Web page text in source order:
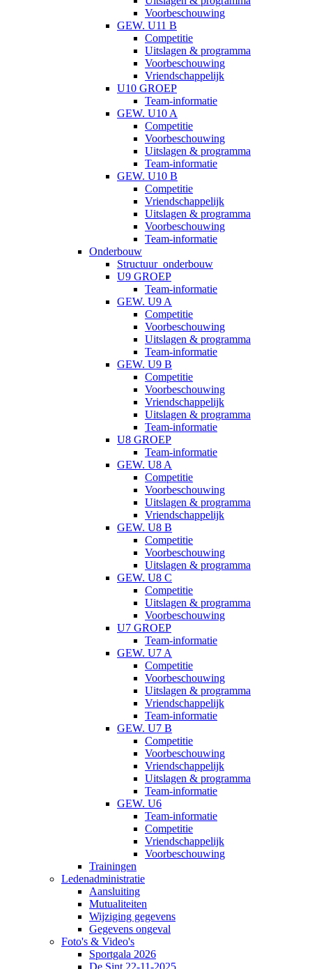
Voorbeschouwing
GEW. U11 B
Competitie
Uitslagen & programma
Voorbeschouwing
Vriendschappelijk
U10 GROEP
Team-informatie
GEW. U10 A
Competitie
Voorbeschouwing
Uitslagen & programma
Team-informatie
GEW. U10 B
Competitie
Vriendschappelijk
Uitslagen & programma
Voorbeschouwing
Team-informatie
Onderbouw
Structuur_onderbouw
U9 GROEP
Team-informatie
GEW. U9 A
Competitie
Voorbeschouwing
Uitslagen & programma
Team-informatie
GEW. U9 B
Competitie
Voorbeschouwing
Vriendschappelijk
Uitslagen & programma
Team-informatie
U8 GROEP
Team-informatie
GEW. U8 A
Competitie
Voorbeschouwing
Uitslagen & programma
Vriendschappelijk
GEW. U8 B
Competitie
Voorbeschouwing
Uitslagen & programma
GEW. U8 C
Competitie
Uitslagen & programma
Voorbeschouwing
U7 GROEP
Team-informatie
GEW. U7 A
Competitie
Voorbeschouwing
Uitslagen & programma
Vriendschappelijk
Team-informatie
GEW. U7 B
Competitie
Voorbeschouwing
Vriendschappelijk
Uitslagen & programma
Team-informatie
GEW. U6
Team-informatie
Competitie
Vriendschappelijk
Voorbeschouwing
Trainingen
Ledenadministratie
Aansluiting
Mutualiteiten
Wijziging gegevens
Gegevens ongeval
Foto's & Video's
Sportgala 2026
De Sint 22-11-2025